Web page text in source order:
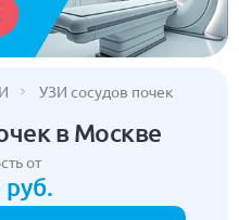
УЗИ сосудов почек
в Москве
от
руб.